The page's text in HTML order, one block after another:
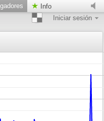
Info
Iniciar sesión